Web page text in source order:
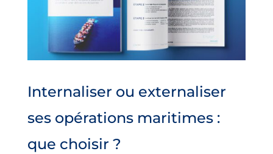
Internaliser ou externaliser
ses opérations maritimes :
que choisir ?